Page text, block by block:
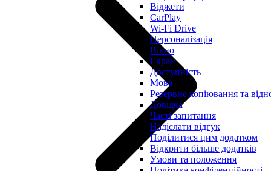
Віджети
CarPlay
Wi-Fi Drive
Персоналізація
Вікно
Екран
Доступність
Мова
Резервне копіювання та
Довідка
Часті запитання
Надіслати відгук
Поділитися цим додатком
Відкрити більше додатків
Умови та положення